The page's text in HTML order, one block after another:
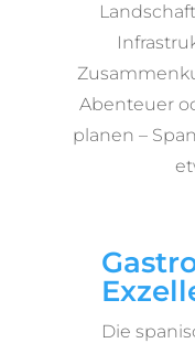
Abenteuer
planen –
Die